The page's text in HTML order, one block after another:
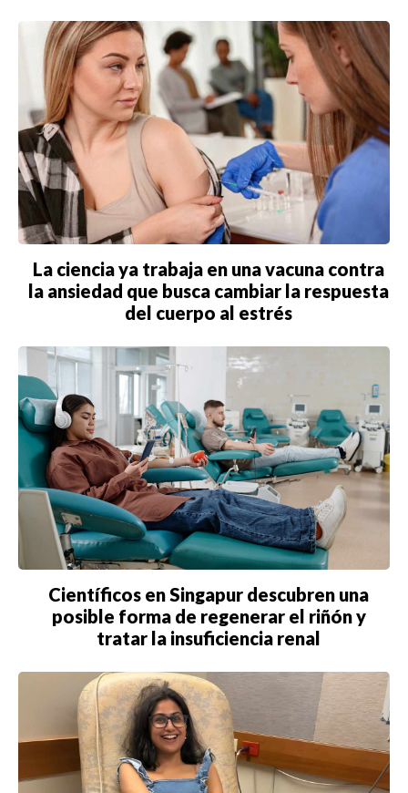
La ciencia ya trabaja en una vacuna contra
la ansiedad que busca cambiar la respuesta
del cuerpo al estrés
Científicos en Singapur descubren una
posible forma de regenerar el riñón y
tratar la insuficiencia renal